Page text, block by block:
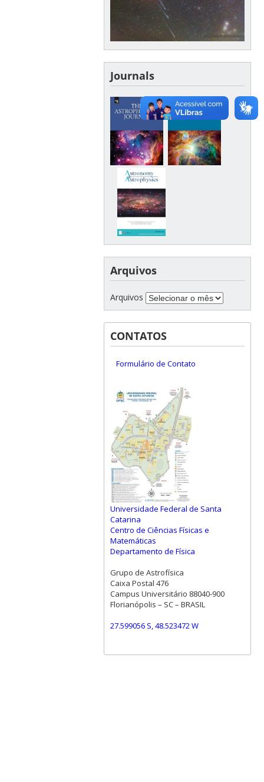
Journals
Arquivos
Arquivos
CONTATOS
Formulário de Contato
Universidade Federal de Santa
Catarina
Centro de Ciências Físicas e
Matemáticas
Departamento de Física
Grupo de Astrofísica
Caixa Postal 476
Campus Universitário 88040-900
Florianópolis – SC – BRASIL
27.599056 S, 48.523472 W